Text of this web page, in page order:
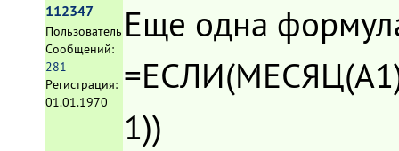
112347
Пользователь
Сообщений:
281
Регистрация:
01.01.1970
Еще одна
1))